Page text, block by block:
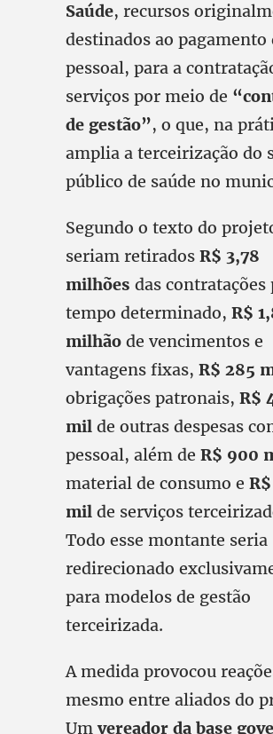
Saúde, recursos
destinados ao pagamento
pessoal, para a
serviços por meio de
de gestão”, o que, na
amplia a terceirização do
público de saúde no
Segundo o texto do
seriam retirados R$ 3,78
milhões das contratações
tempo determinado, R$
milhão de vencimentos e
vantagens fixas, R$ 285
obrigações patronais, R$
mil de outras despesas
pessoal, além de R$ 900
material de consumo e
mil de serviços
Todo esse montante seria
redirecionado
para modelos de gestão
terceirizada.
A medida provocou
mesmo entre aliados do
Umvereador da base